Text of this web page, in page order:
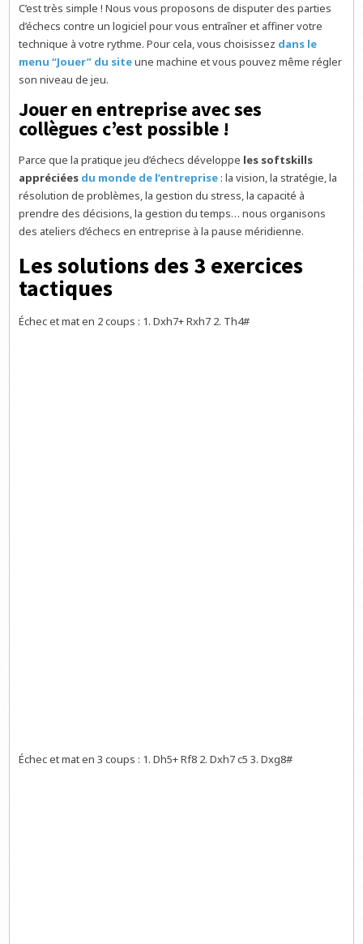
C’est très simple ! Nous vous proposons de disputer des parties
d’échecs contre un logiciel pour vous entraîner et affiner votre
technique à votre rythme. Pour cela, vous choisissez dans le
menu “Jouer” du siteune machine et vous pouvez même régler
son niveau de jeu.
Jouer en entreprise avec ses
collègues c’est possible !
Parce que la pratique jeu d’échecs développe les softskills
appréciées du monde de l’entreprise : la vision, la stratégie, la
résolution de problèmes, la gestion du stress, la capacité à
prendre des décisions, la gestion du temps… nous organisons
des ateliers d’échecs en entreprise à la pause méridienne.
Les solutions des 3 exercices
tactiques
Échec et mat en 2 coups : 1. Dxh7+ Rxh7 2. Th4#
Échec et mat en 3 coups : 1. Dh5+ Rf8 2. Dxh7 c5 3. Dxg8#